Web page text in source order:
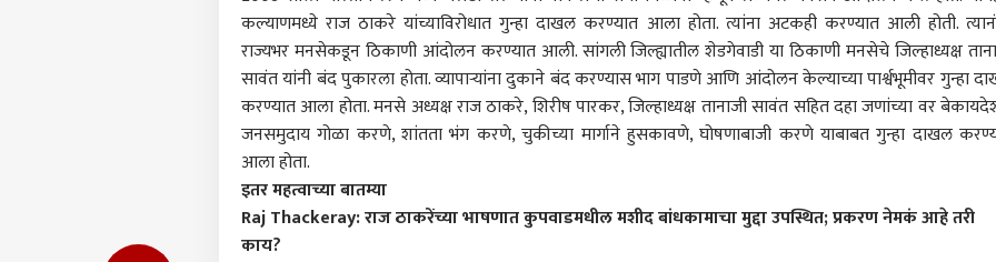
कल्याणमध्ये राज ठाकरे यांच्याविरोधात गुन्हा दाखल करण्यात आला होता. त्यांना अटकही करण्यात आली होती.
राज्यभर मनसेकडून ठिकाणी आंदोलन करण्यात आली. सांगली जिल्ह्यातील शेडगेवाडी या ठिकाणी मनसेचे जिल्हाध्यक्ष
सावंत यांनी बंद पुकारला होता. व्यापाऱ्यांना दुकाने बंद करण्यास भाग पाडणे आणि आंदोलन केल्याच्या पार्श्वभूमीवर गुन्हा
करण्यात आला होता. मनसे अध्यक्ष राज ठाकरे, शिरीष पारकर, जिल्हाध्यक्ष तानाजी सावंत सहित दहा जणांच्या वर
जनसमुदाय गोळा करणे, शांतता भंग करणे, चुकीच्या मार्गाने हुसकावणे, घोषणाबाजी करणे याबाबत गुन्हा दाखल
आला होता.
इतर महत्वाच्या बातम्या
Raj Thackeray: राज ठाकरेंच्या भाषणात कुपवाडमधील मशीद बांधकामाचा मुद्दा उपस्थित; प्रकरण नेमकं आहे तरी
काय?
आमच्याबद्दल
LOGIN
धुऊन घेतल्यानंतर सुद्धा पुन्हा
घाबरून पळापळ का होतेय?
का शेपट्या घालून मोदींकडे
जाताय? उद्धव ठाकरेंचा
सडकून प्रहार
छगन भुजबळ स्पष्टच बोलले;
सुनेत्रा पवारांच्या भेटीवर
प्रतिक्रिया
सुटली; कोल्हापुरात एकच
खळबळ
राजकारण
सांगतात, भिऊ नका, मी
तुमच्या पाठिशी; सुप्रीम
टेक-गॅजेट
आरोग्याची हानी; अमेरिकन
कोर्टाने मेटाला 9 हजार
राजकारण
ढोकला, जिलेबीची पार्टी
द्यायला वेळ पण संसदेत साधं